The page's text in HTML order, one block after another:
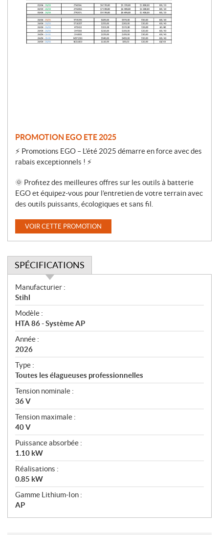
PROMOTION EGO ETE 2025
⚡ Promotions EGO – L’été 2025 démarre en force avec des
rabais exceptionnels ! ⚡
🌞 Profitez des meilleures offres sur les outils à batterie
EGO et équipez-vous pour l’entretien de votre terrain avec
des outils puissants, écologiques et sans fil.
VOIR CETTE PROMOTION
SPÉCIFICATIONS
S
p
é
c
i
f
i
c
a
t
i
o
n
s
Manufacturier :
Stihl
Modèle :
HTA 86 - Système AP
Année :
2026
Type :
Toutes les élagueuses professionnelles
Tension nominale :
36 V
Tension maximale :
40 V
Puissance absorbée :
1.10 kW
Réalisations :
0.85 kW
Gamme Lithium-Ion :
AP